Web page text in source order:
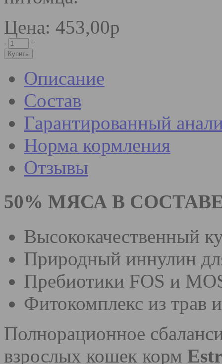
Цена: 453,00р
- +
Описание
Состав
Гарантированный
Норма кормления
Отзывы
50% МЯСА В
Высококачественный
Природный иннулин
Пребиотики FOS и
Фитокомплекс из трав
Полнорационное
взрослых кошек корм